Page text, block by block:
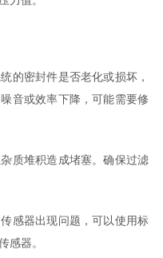
密封件是否老化或损坏，
音或效率下降，可能需要修
堆积造成堵塞。确保过滤
器出现问题，可以使用标
感器。